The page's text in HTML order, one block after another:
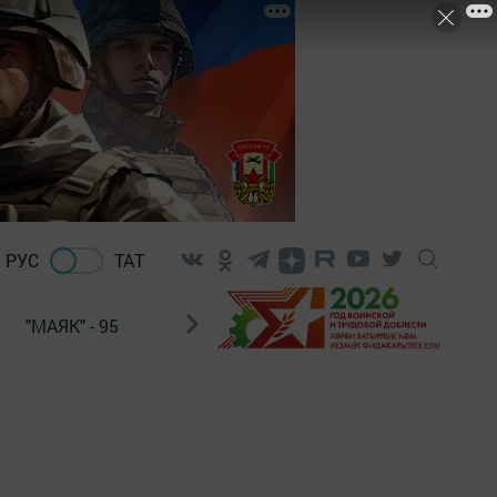
РУС ТАТ
"МАЯК" - 95 "ГУЛЬСТАН" НАШ ПОЧТАЛЬОН